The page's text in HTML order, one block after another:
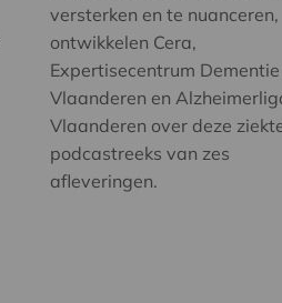
versterken en te nuanceren,
ontwikkelen Cera,
Expertisecentrum Dementie
Vlaanderen en
Vlaanderen over deze
podcastreeks van zes
afleveringen.